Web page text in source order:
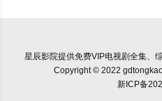
星辰影院提供免费VIP电视剧全集、
Copyright © 2022
新ICP备